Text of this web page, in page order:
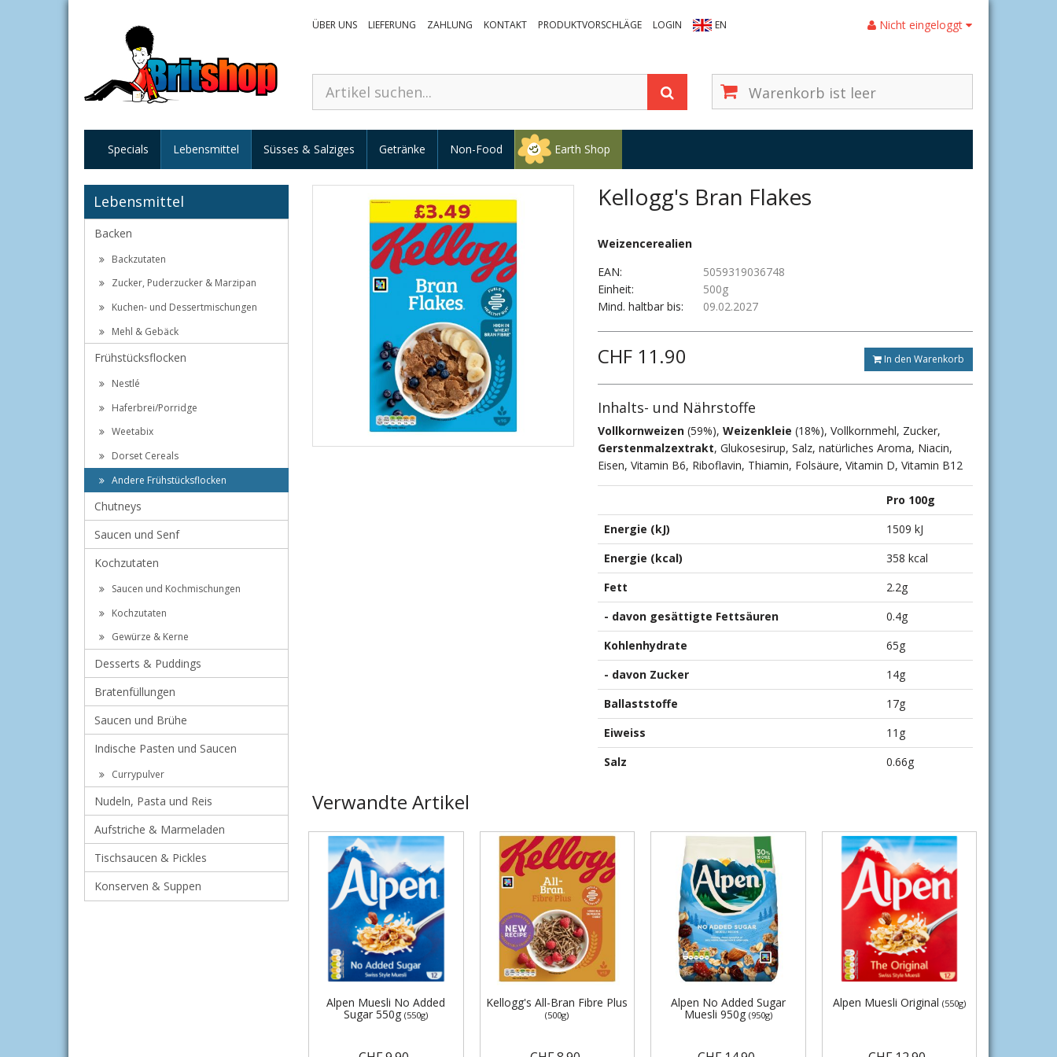
ÜBER UNS LIEFERUNG ZAHLUNG KONTAKT PRODUKTVORSCHLÄGE LOGIN EN Nicht eingeloggt
Warenkorb ist leer
Specials Lebensmittel Süsses & Salziges Getränke Non-Food Earth Shop
Lebensmittel
Backen
Backzutaten
Zucker, Puderzucker & Marzipan
Kuchen- und Dessertmischungen
Mehl & Gebäck
Frühstücksflocken
Nestlé
Haferbrei/Porridge
Weetabix
Dorset Cereals
Andere Frühstücksflocken
Chutneys
Saucen und Senf
Kochzutaten
Saucen und Kochmischungen
Kochzutaten
Gewürze & Kerne
Desserts & Puddings
Bratenfüllungen
Saucen und Brühe
Indische Pasten und Saucen
Currypulver
Nudeln, Pasta und Reis
Aufstriche & Marmeladen
Tischsaucen & Pickles
Konserven & Suppen
Kellogg's Bran Flakes
Weizencerealien
EAN:
5059319036748
Einheit:
500g
Mind. haltbar bis:
09.02.2027
CHF 11.90 In den Warenkorb
Inhalts- und Nährstoffe
Vollkornweizen(59%), Weizenkleie (18%), Vollkornmehl, Zucker,
Gerstenmalzextrakt, Glukosesirup, Salz, natürliches Aroma, Niacin,
Eisen, Vitamin B6, Riboflavin, Thiamin, Folsäure, Vitamin D, Vitamin B12
Pro 100g
Energie (kJ)
1509 kJ
Energie (kcal)
358 kcal
Fett
2.2g
- davon gesättigte Fettsäuren
0.4g
Kohlenhydrate
65g
- davon Zucker
14g
Ballaststoffe
17g
Eiweiss
11g
Salz
0.66g
Verwandte Artikel
Alpen Muesli No Added
Sugar 550g(550g)
Kellogg's All-Bran Fibre Plus
(500g)
Alpen No Added Sugar
Muesli 950g (950g)
Alpen Muesli Original (550g)